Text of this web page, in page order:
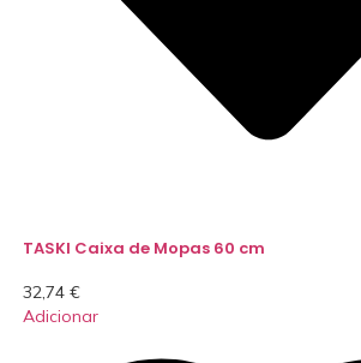
TASKI Caixa de Mopas 60 cm
32,74 €
Adicionar